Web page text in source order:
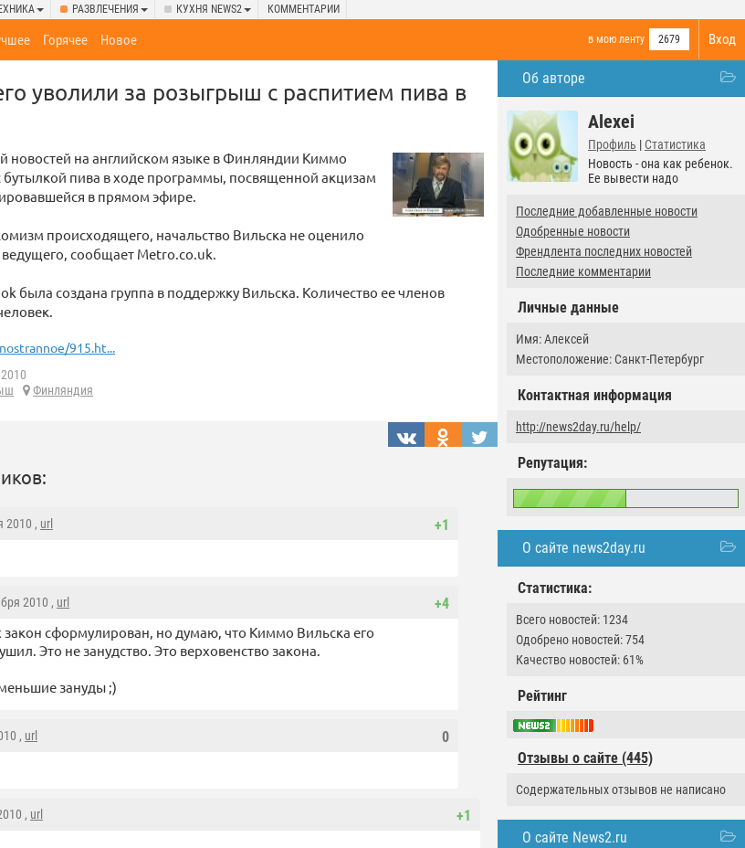
РАЗВЛЕЧЕНИЯ КУХНЯ NEWS2 КОММЕНТАРИИ
Вход
в мою ленту 2679
Горячее Новое
Об авторе
Alexei
Профиль | Статистика
Новость - она как ребенок.
Ее вывести надо
Последние добавленные новости
Одобренные новости
Френдлента последних новостей
Последние комментарии
Личные данные
Имя: Алексей
Местоположение: Санкт-Петербург
Контактная информация
http://news2day.ru/help/
Репутация:
О сайте news2day.ru
Статистика:
Всего новостей: 1234
Одобрено новостей: 754
Качество новостей: 61%
Рейтинг
Отзывы о сайте (445)
Содержательных отзывов не написано
О сайте News2.ru
уволили за розыгрыш с распитием пива в
новостей на английском языке в Финляндии Киммо
бутылкой пива в ходе программы, посвященной акцизам
в прямом эфире.
происходящего, начальство Вильска не оценило
сообщает Metro.co.uk.
была создана группа в поддержку Вильска. Количество ее членов
915.ht...
Финляндия
+1
2010 , url
+4
2010 , url
закон сформулирован, но думаю, что Киммо Вильска его
Это не занудство. Это верховенство закона.
зануды ;)
0
, url
+1
, url